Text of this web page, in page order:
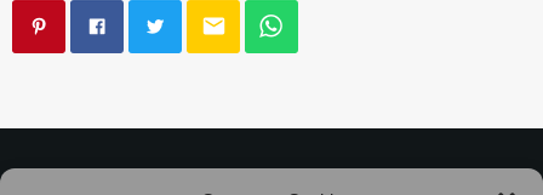
email
Associazione Bandito • CF 97882400019 •